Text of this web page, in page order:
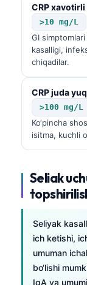
CRP xavotirli
>10 mg/L
GI simptomlari
kasalligi,
chiqadilar.
CRP juda
>100 mg/L
Ko‘pincha
isitma, kuchli
Seliak
Seliyak
ich ketishi,
umuman
bo‘lishi
IgA va
Gàidhlig
Occitan
المغربية
Монгол
ພາສາລາວ
Basa
Cebuano
ئۇيغۇرچە
Esperanto
Frysk